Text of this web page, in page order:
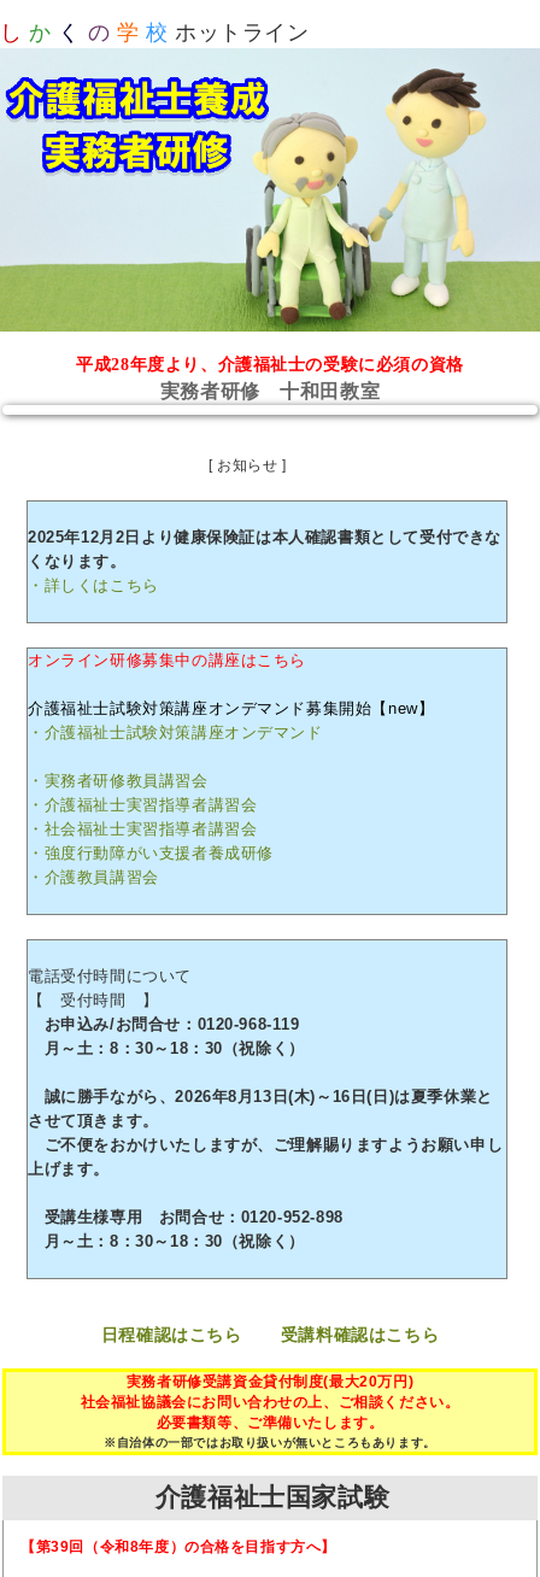
し か く の 学 校 ホットライン
平成28年度より、介護福祉士の受験に必須の資格
実務者研修 十和田教室
[ お知らせ ]
2025年12月2日より健康保険証は本人確認書類として受付できな
くなります。
・詳しくはこちら
オンライン研修募集中の講座はこちら
介護福祉士試験対策講座オンデマンド募集開始【new】
・介護福祉士試験対策講座オンデマンド
・実務者研修教員講習会
・介護福祉士実習指導者講習会
・社会福祉士実習指導者講習会
・強度行動障がい支援者養成研修
・介護教員講習会
電話受付時間について
【 受付時間 】
お申込み/お問合せ：0120-968-119
月～土：8：30～18：30（祝除く）
誠に勝手ながら、2026年8月13日(木)～16日(日)は夏季休業と
させて頂きます。
ご不便をおかけいたしますが、ご理解賜りますようお願い申し
上げます。
受講生様専用 お問合せ：0120-952-898
月～土：8：30～18：30（祝除く）
日程確認はこちら 受講料確認はこちら
実務者研修受講資金貸付制度(最大20万円)
社会福祉協議会にお問い合わせの上、ご相談ください。
必要書類等、ご準備いたします。
※自治体の一部ではお取り扱いが無いところもあります。
介護福祉士国家試験
【第39回（令和8年度）の合格を目指す方へ】